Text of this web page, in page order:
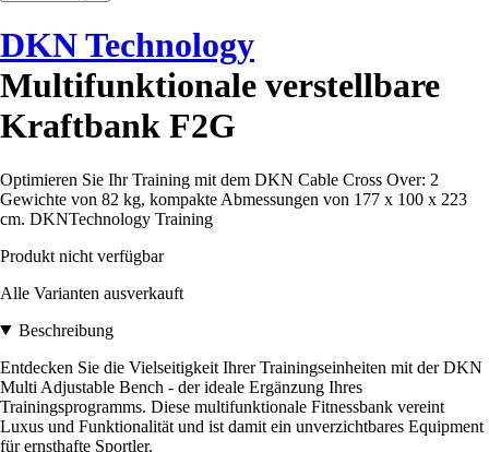
DKN Technology
Multifunktionale verstellbare
Kraftbank F2G
Optimieren Sie Ihr Training mit dem DKN Cable Cross Over: 2
Gewichte von 82 kg, kompakte Abmessungen von 177 x 100 x 223
cm. DKNTechnology Training
Produkt nicht verfügbar
Alle Varianten ausverkauft
Beschreibung
Entdecken Sie die Vielseitigkeit Ihrer Trainingseinheiten mit der DKN
Multi Adjustable Bench - der ideale Ergänzung Ihres
Trainingsprogramms. Diese multifunktionale Fitnessbank vereint
Luxus und Funktionalität und ist damit ein unverzichtbares Equipment
für ernsthafte Sportler.